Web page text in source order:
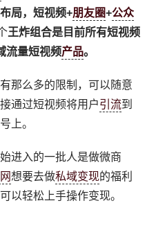
局，短视频+朋友圈+公众
王炸组合是目前所有短视频
流量短视频产品。
那么多的限制，可以随意
通过短视频将用户引流到
上。
进入的一批人是做微商
想要去做私域变现的福利
以轻松上手操作变现。